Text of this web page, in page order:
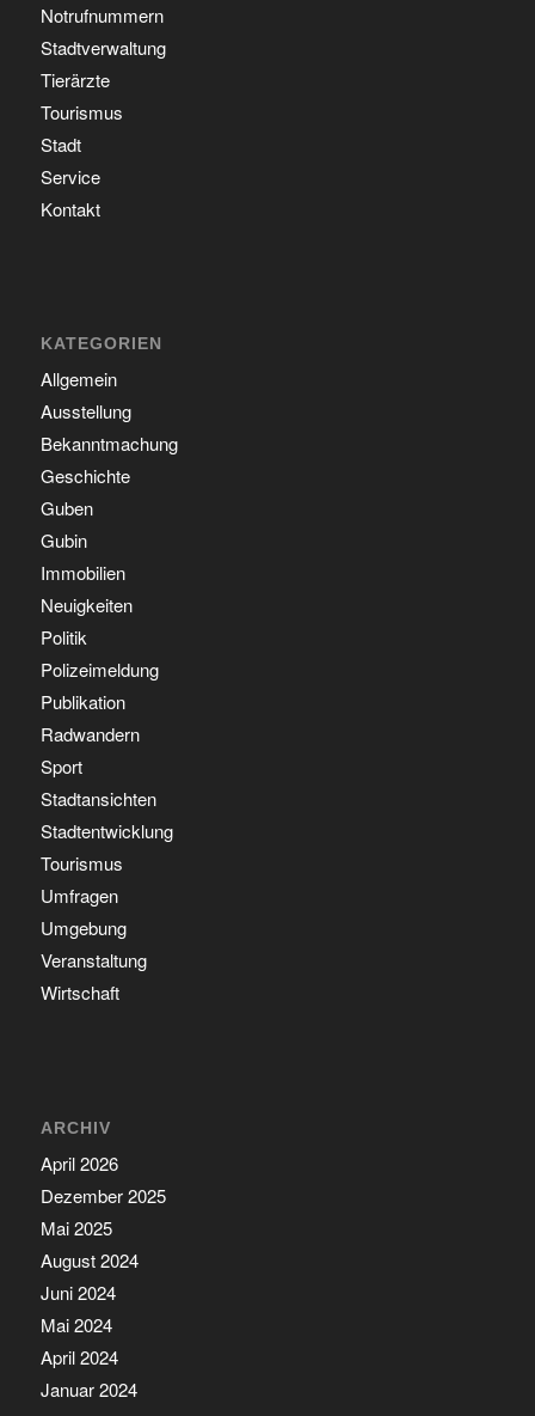
Notrufnummern
Stadtverwaltung
Tierärzte
Tourismus
Stadt
Service
Kontakt
KATEGORIEN
Allgemein
Ausstellung
Bekanntmachung
Geschichte
Guben
Gubin
Immobilien
Neuigkeiten
Politik
Polizeimeldung
Publikation
Radwandern
Sport
Stadtansichten
Stadtentwicklung
Tourismus
Umfragen
Umgebung
Veranstaltung
Wirtschaft
ARCHIV
April 2026
Dezember 2025
Mai 2025
August 2024
Juni 2024
Mai 2024
April 2024
Januar 2024